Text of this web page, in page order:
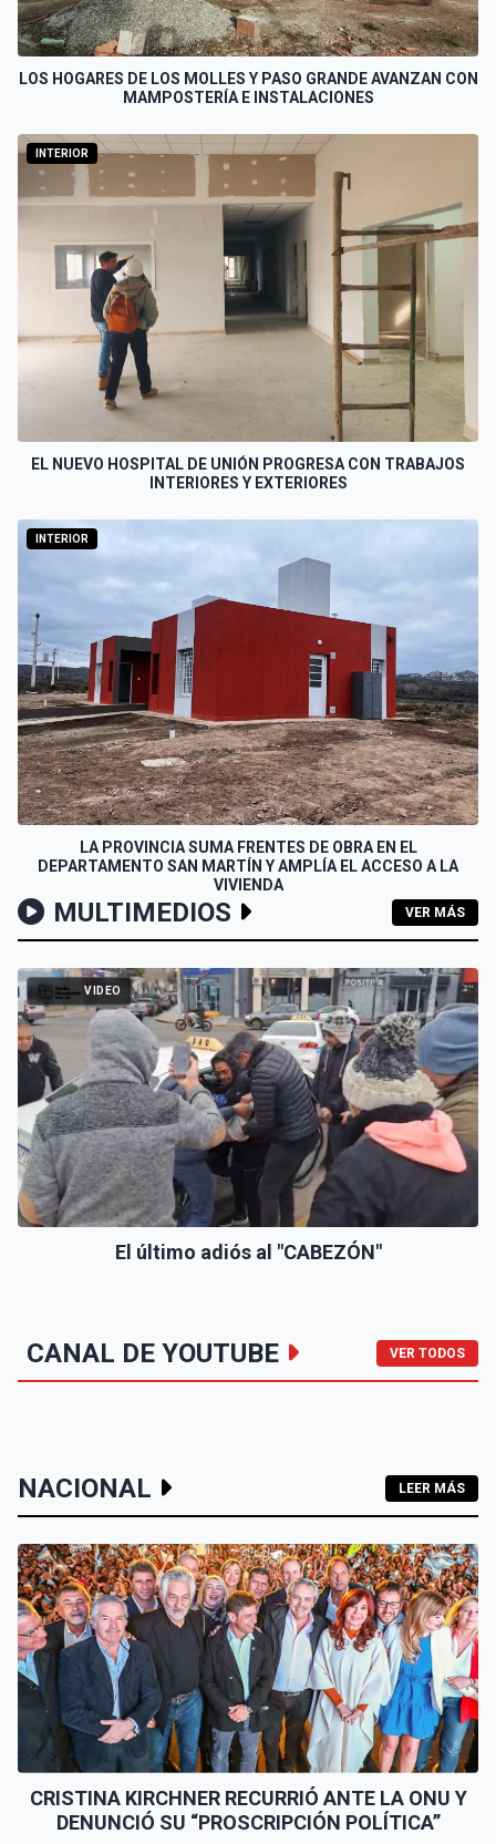
LOS HOGARES DE LOS MOLLES Y PASO GRANDE AVANZAN CON
MAMPOSTERÍA E INSTALACIONES
INTERIOR
EL NUEVO HOSPITAL DE UNIÓN PROGRESA CON TRABAJOS
INTERIORES Y EXTERIORES
INTERIOR
LA PROVINCIA SUMA FRENTES DE OBRA EN EL
DEPARTAMENTO SAN MARTÍN Y AMPLÍA EL ACCESO A LA
VIVIENDA
MULTIMEDIOS VER MÁS
VIDEO
El último adiós al "CABEZÓN"
CANAL DE YOUTUBE VER TODOS
NACIONAL LEER MÁS
CRISTINA KIRCHNER RECURRIÓ ANTE LA ONU Y
DENUNCIÓ SU “PROSCRIPCIÓN POLÍTICA”